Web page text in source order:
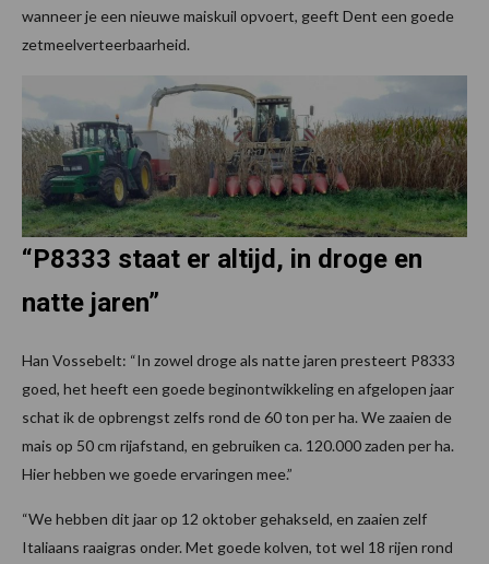
wanneer je een nieuwe maiskuil opvoert, geeft Dent een goede
zetmeelverteerbaarheid.
“P8333 staat er altijd, in droge en
natte jaren”
Han Vossebelt: “In zowel droge als natte jaren presteert P8333
goed, het heeft een goede beginontwikkeling en afgelopen jaar
schat ik de opbrengst zelfs rond de 60 ton per ha. We zaaien de
mais op 50 cm rijafstand, en gebruiken ca. 120.000 zaden per ha.
Hier hebben we goede ervaringen mee.”
“We hebben dit jaar op 12 oktober gehakseld, en zaaien zelf
Italiaans raaigras onder. Met goede kolven, tot wel 18 rijen rond